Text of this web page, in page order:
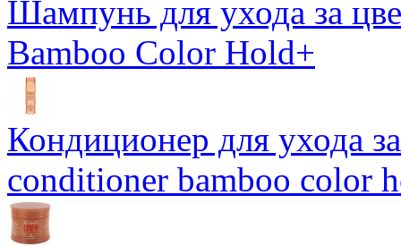
Шампунь для ухода за
Bamboo Color Hold+
Кондиционер для ухода
conditioner bamboo color